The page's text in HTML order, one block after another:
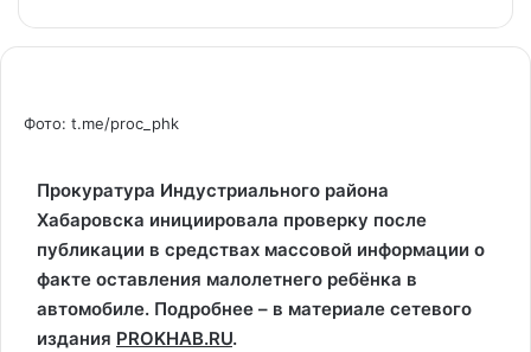
Фото: t.me/proc_phk
Прокуратура Индустриального района
Хабаровска инициировала проверку после
публикации в средствах массовой информации о
факте оставления малолетнего ребёнка в
автомобиле. Подробнее – в материале сетевого
издания PROKHAB.RU.